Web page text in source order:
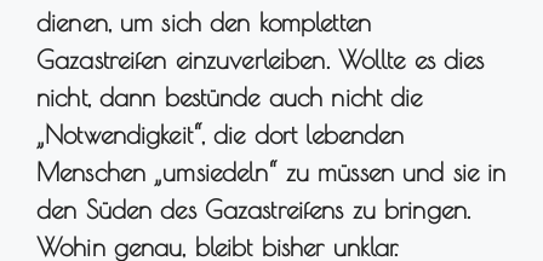
dienen, um sich den kompletten
Gazastreifen einzuverleiben. Wollte es dies
nicht, dann bestünde auch nicht die
„Notwendigkeit“, die dort lebenden
Menschen „umsiedeln“ zu müssen und sie in
den Süden des Gazastreifens zu bringen.
Wohin genau, bleibt bisher unklar.